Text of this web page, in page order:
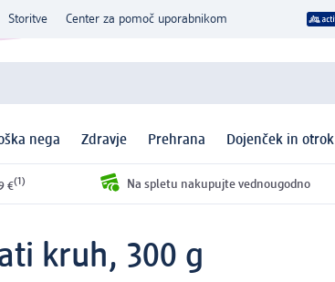
Storitve Center za pomoč uporabnikom
nega Zdravje Prehrana Dojenček in otrok
€(1) Na spletu nakupujte vednougodno
kruh, 300 g